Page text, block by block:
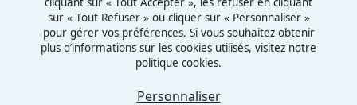
sur « Tout Refuser » ou cliquer sur « Personnaliser »
pour gérer vos préférences. Si vous souhaitez obtenir
plus d’informations sur les cookies utilisés, visitez notre
politique cookies.
Personnaliser